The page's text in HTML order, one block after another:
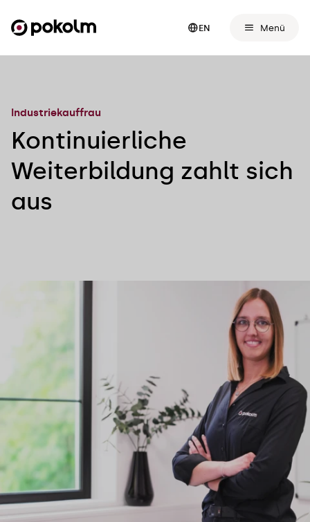
EN Menü
Industriekauffrau
Kontinuierliche
Weiterbildung zahlt sich
aus